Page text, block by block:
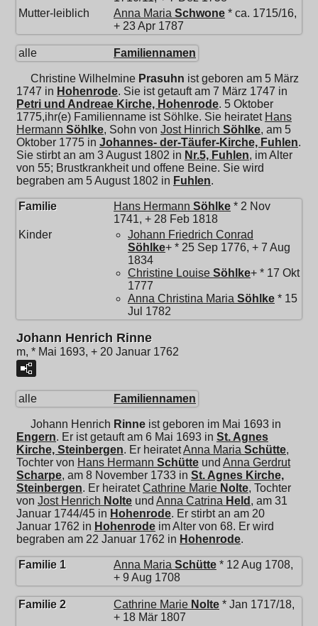
Mutter-leiblich
Anna Maria Schwone * ca. 1715/16,
+ 23 Apr 1787
alle Familiennamen
Christine Wilhelmine Prasuhn ist geboren am 5 März
1747 in Hohenrode. Sie ist getauft am 7 März 1747 in
Petri und Andreae Kirche, Hohenrode. 5 Oktober
1775,ihr(e) Familienname ist Söhlke. Sie heiratet Hans
Hermann Söhlke, Sohn von Jost Hinrich Söhlke, am 5
Oktober 1775 in Johannes- der-Täufer-Kirche, Fuhlen.
Sie stirbt an am 3 August 1802 in Nr.5, Fuhlen, im Alter
von 55; Brustkrankheit und offene Beine. Sie wird
begraben am 5 August 1802 in Fuhlen.
Familie Hans Hermann Söhlke * 2 Nov
1741, + 28 Feb 1818
Kinder
Johann Friedrich Conrad
Söhlke+ * 25 Sep 1776, + 7 Aug
1834
Christine Louise Söhlke+ * 17 Okt
1777
Anna Christina Maria Söhlke * 15
Jul 1782
Johann Henrich Rinne
m, * Mai 1693, + 20 Januar 1762
alle Familiennamen
Johann Henrich Rinne ist geboren im Mai 1693 in
Engern. Er ist getauft am 6 Mai 1693 in St. Agnes
Kirche, Steinbergen. Er heiratetAnna Maria Schütte,
Tochter von Hans Hermann Schütte und Anna Gerdrut
Scharpe, am 8 November 1733 in St. Agnes Kirche,
Steinbergen. Er heiratetCathrine Marie Nolte, Tochter
von Jost Henrich Nolte und Anna Catrina Held , am 31
Januar 1744/45 in Hohenrode. Er stirbt an am 20
Januar 1762 in Hohenrode im Alter von 68. Er wird
begraben am 22 Januar 1762 in Hohenrode.
Familie 1 Anna Maria Schütte * 12 Aug 1708,
+ 9 Aug 1708
Familie 2 Cathrine Marie Nolte * Jan 1717/18,
+ 18 Mär 1807